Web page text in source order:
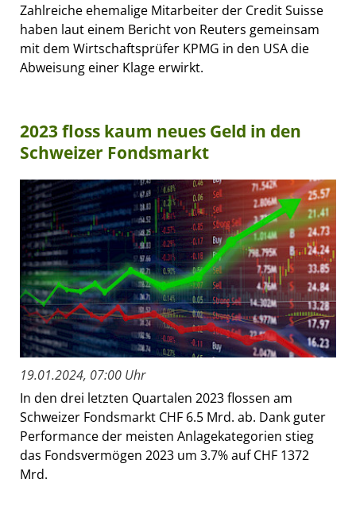
Zahlreiche ehemalige Mitarbeiter der Credit Suisse
haben laut einem Bericht von Reuters gemeinsam
mit dem Wirtschaftsprüfer KPMG in den USA die
Abweisung einer Klage erwirkt.
2023 floss kaum neues Geld in den
Schweizer Fondsmarkt
19.01.2024, 07:00 Uhr
In den drei letzten Quartalen 2023 flossen am
Schweizer Fondsmarkt CHF 6.5 Mrd. ab. Dank guter
Performance der meisten Anlagekategorien stieg
das Fondsvermögen 2023 um 3.7% auf CHF 1372
Mrd.